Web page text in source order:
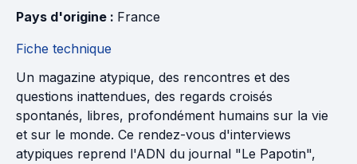
Pays d'origine : France
Fiche technique
Un magazine atypique, des rencontres et des
questions inattendues, des regards croisés
spontanés, libres, profondément humains sur la vie
et sur le monde. Ce rendez-vous d'interviews
atypiques reprend l'ADN du journal "Le Papotin",